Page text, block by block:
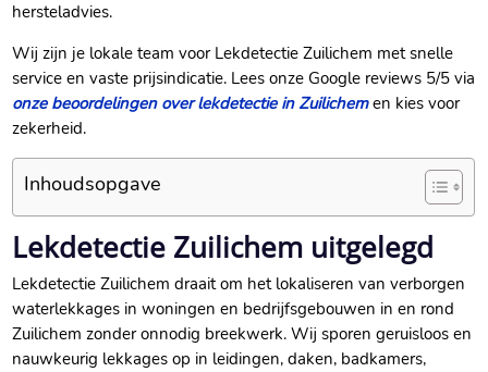
hersteladvies.
Wij zijn je lokale team voor Lekdetectie Zuilichem met snelle
service en vaste prijsindicatie. Lees onze Google reviews 5/5 via
onze beoordelingen over lekdetectie in Zuilichemen kies voor
zekerheid.
Inhoudsopgave
Lekdetectie Zuilichem uitgelegd
Lekdetectie Zuilichem draait om het lokaliseren van verborgen
waterlekkages in woningen en bedrijfsgebouwen in en rond
Zuilichem zonder onnodig breekwerk. Wij sporen geruisloos en
nauwkeurig lekkages op in leidingen, daken, badkamers,